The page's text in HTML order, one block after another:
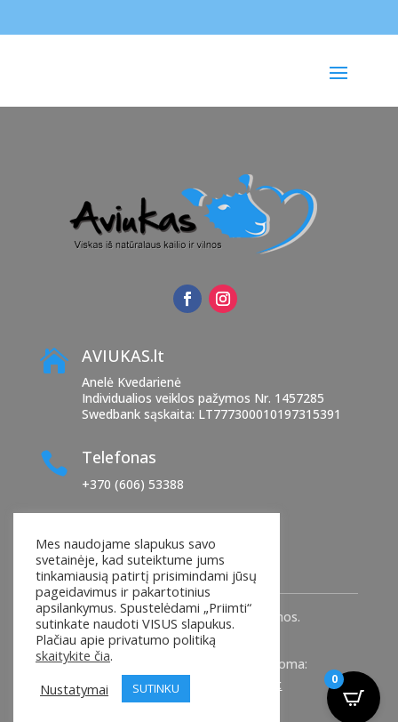
 AVIUKAS.lt
Anelė Kvedarienė
Individualios veiklos pažymos Nr. 1457285
Swedbank sąskaita: LT777300010197315391
 Telefonas
+370 (606) 53388
manoaviukas@yahoo.com
© 2025AVIUKAS.Lt. Visos teisės saugomos.
Interneto svetainių kūrimas ir nuoma:
www.svetainesnemokamai.lt
0
Mes naudojame slapukus savo
svetainėje, kad suteiktume jums
tinkamiausią patirtį prisimindami jūsų
pageidavimus ir pakartotinius
apsilankymus. Spustelėdami „Priimti“
sutinkate naudoti VISUS slapukus.
Plačiau apie privatumo politiką
skaitykite čia.
Nustatymai
SUTINKU